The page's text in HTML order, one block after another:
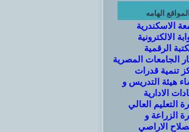
المواقع الهامه
الاسكندرية
الالكترونية
الرقمية
الجامعات المصرية
تنمية قدرات
هيئة التدريس و
الادارية
التعليم العالي
الزراعة و
الاراصي